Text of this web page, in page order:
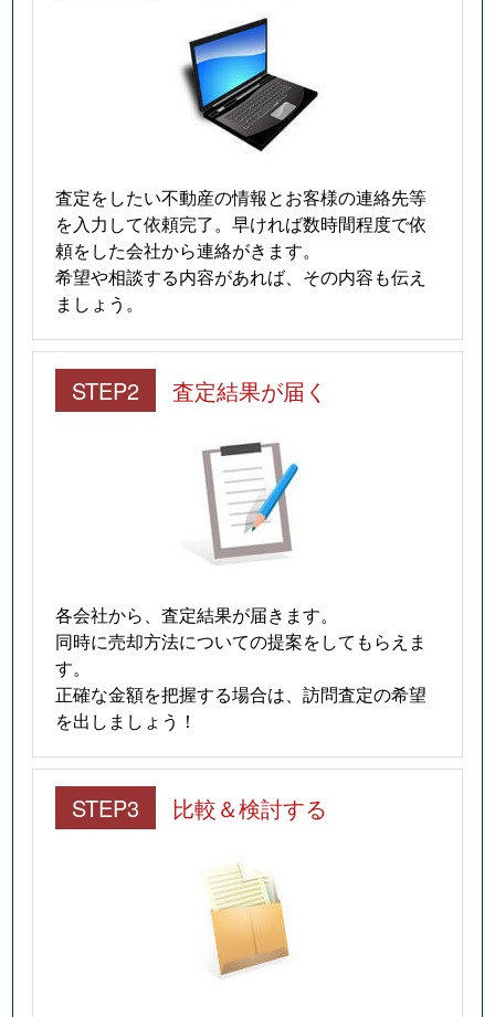
査定をしたい不動産の情報とお客様の連絡先等
を入力して依頼完了。早ければ数時間程度で依
頼をした会社から連絡がきます。
希望や相談する内容があれば、その内容も伝え
ましょう。
STEP2 査定結果が届く
各会社から、査定結果が届きます。
同時に売却方法についての提案をしてもらえま
す。
正確な金額を把握する場合は、訪問査定の希望
を出しましょう！
STEP3 比較＆検討する